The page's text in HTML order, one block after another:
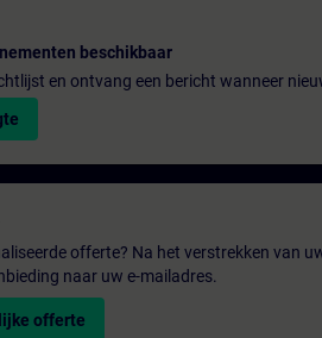
beschikbaar
en ontvang een bericht wanneer
offerte? Na het verstrekken van
naar uw e-mailadres.
offerte